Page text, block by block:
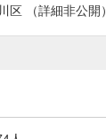
区 （詳細非公開）